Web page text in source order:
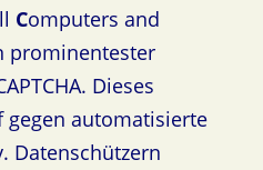
Computers and
prominentester
Dieses
gegen automatisierte
Datenschützern